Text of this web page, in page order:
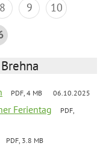
8 9
10
PDF, 4 MB 06.10.2025
Ferientag
PDF,
PDF, 3.8 MB